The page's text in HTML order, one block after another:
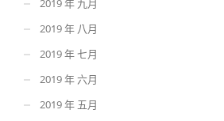
2019 年 九月
2019 年 八月
2019 年 七月
2019 年 六月
2019 年 五月